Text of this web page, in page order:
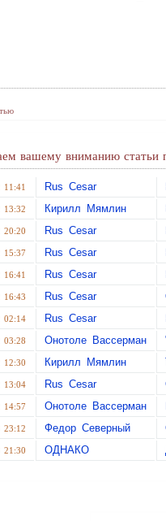
вашему вниманию статьи
11:41 Rus Cesar
13:32 Кирилл Мямлин
20:20 Rus Cesar
15:37 Rus Cesar
16:41 Rus Cesar
16:43 Rus Cesar
02:14 Rus Cesar
03:28 Онотоле Вассерман
12:30 Кирилл Мямлин
13:04 Rus Cesar
14:57 Онотоле Вассерман
23:12 Федор Северный
21:30 ОДНАКО